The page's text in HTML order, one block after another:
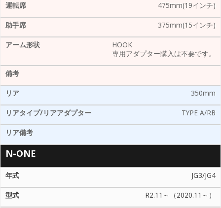
475mm(19インチ)
375mm(15インチ)
HOOK
専用アダプター購入は不要です。
350mm
TYPE A/RB
N-ONE
JG3/JG4
R2.11～（2020.11～）